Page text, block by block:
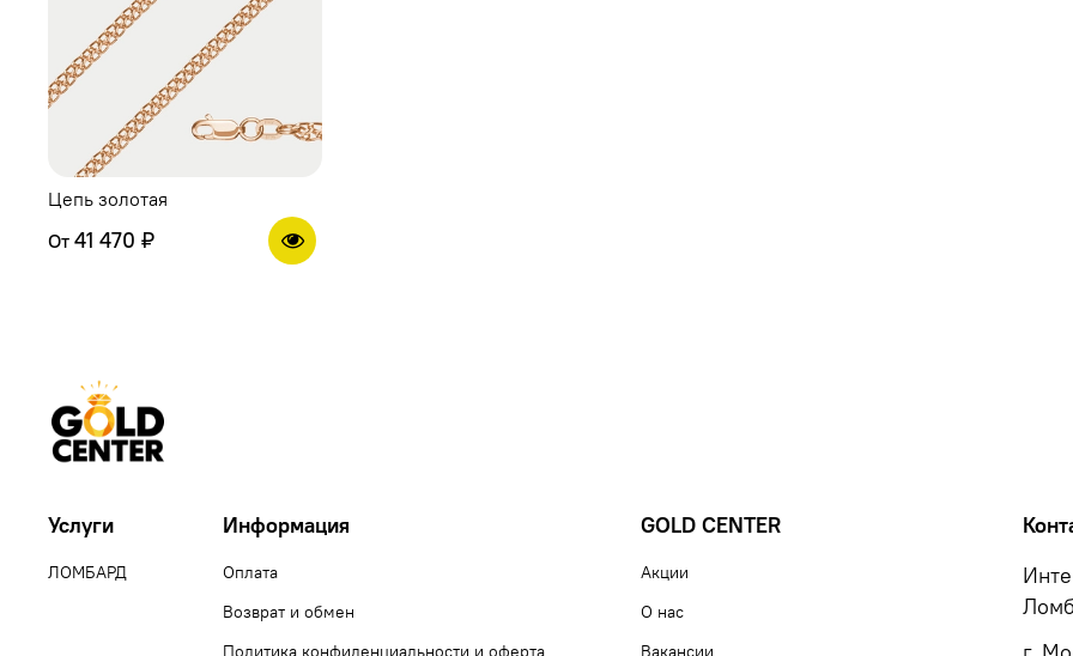
Цепь золотая
От 41 470 ₽
Услуги
ЛОМБАРД
Информация
Оплата
Возврат и обмен
Политика конфиденциальности и оферта
GOLD CENTER
Акции
О нас
Вакансии